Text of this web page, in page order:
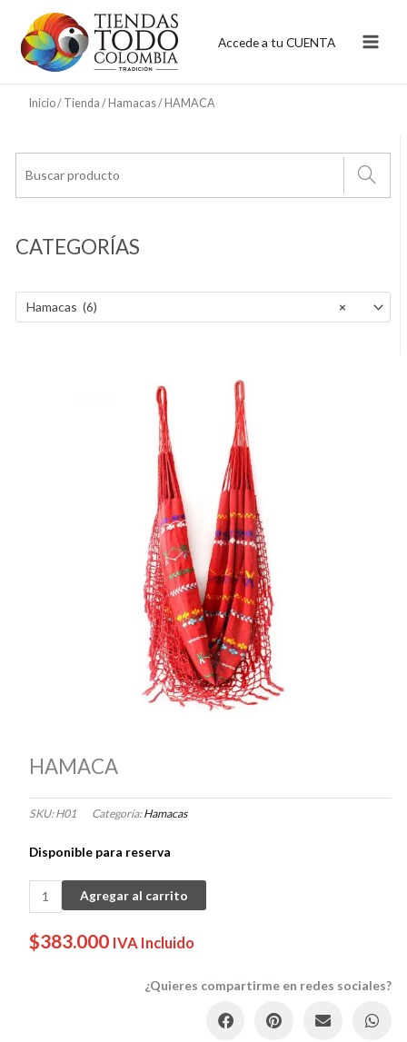
contenido
Accede a tu CUENTA
Inicio/ Tienda / Hamacas/ HAMACA
CATEGORÍAS
×
Hamacas (6)
HAMACA
SKU:H01 Categoría:Hamacas
Disponible para reserva
HAMACA
cantidad
Agregar al carrito
$383.000 IVA Incluido
¿Quieres compartirme en redes sociales?